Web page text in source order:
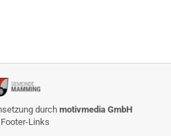
durch motivmedia GmbH
Footer-Links